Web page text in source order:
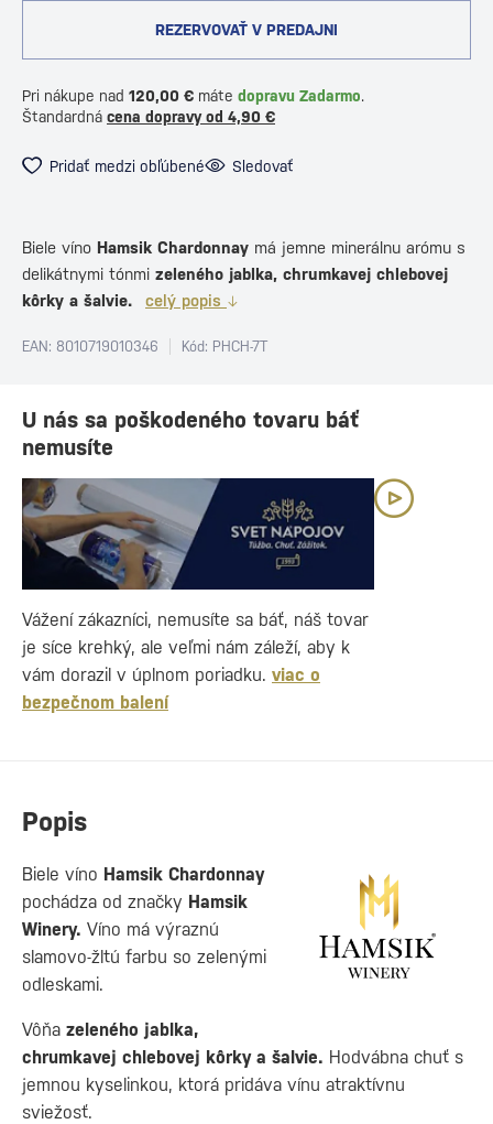
REZERVOVAŤ V PREDAJNI
Pri nákupe nad 120,00 € máte dopravu Zadarmo.
Štandardná cena dopravy od 4,90 €
Pridať medzi obľúbené Sledovať
Biele víno Hamsik Chardonnay má jemne minerálnu arómu s
delikátnymi tónmi zeleného jablka, chrumkavej chlebovej
kôrky a šalvie.
celý popis
EAN: 8010719010346 Kód: PHCH-7T
Popis
Biele víno Hamsik Chardonnay
pochádza od značky Hamsik
Winery. Víno má výraznú
slamovo-žltú farbu so zelenými
odleskami.
Vôňa zeleného jablka,
chrumkavej chlebovej kôrky a šalvie. Hodvábna chuť s
jemnou kyselinkou, ktorá pridáva vínu atraktívnu
sviežosť.
U nás sa poškodeného tovaru báť
nemusíte
Vážení zákazníci, nemusíte sa báť, náš tovar
je síce krehký, ale veľmi nám záleží, aby k
vám dorazil v úplnom poriadku. viac o
bezpečnom balení